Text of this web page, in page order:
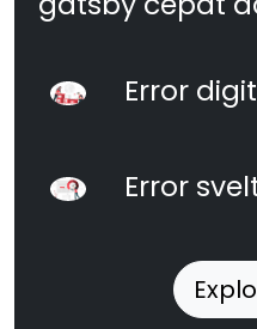
Error
Error